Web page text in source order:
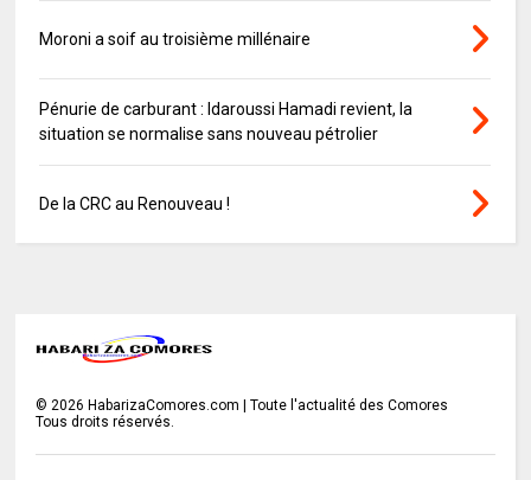
Moroni a soif au troisième millénaire
Pénurie de carburant : Idaroussi Hamadi revient, la
situation se normalise sans nouveau pétrolier
De la CRC au Renouveau !
©2026 HabarizaComores.com | Toute l'actualité des Comores
Tous droits réservés.